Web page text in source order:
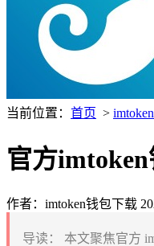
当前位置： 首页 >
官方
作者：imtoken钱包下载
导读：
本文聚焦官方